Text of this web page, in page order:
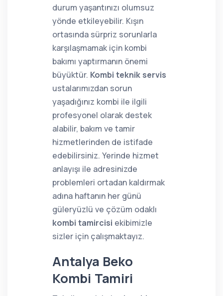
durum yaşantınızı olumsuz
yönde etkileyebilir. Kışın
ortasında sürpriz sorunlarla
karşılaşmamak için kombi
bakımı yaptırmanın önemi
büyüktür. Kombi teknik servis
ustalarımızdan sorun
yaşadığınız kombi ile ilgili
profesyonel olarak destek
alabilir, bakım ve tamir
hizmetlerinden de istifade
edebilirsiniz. Yerinde hizmet
anlayışı ile adresinizde
problemleri ortadan kaldırmak
adına haftanın her günü
güleryüzlü ve çözüm odaklı
kombi tamircisi ekibimizle
sizler için çalışmaktayız.
Antalya Beko
Kombi Tamiri